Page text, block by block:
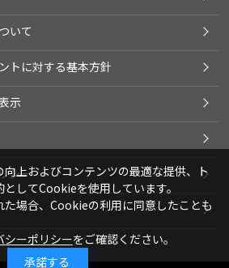
いて
トに対する基本方針
示
シー
上およびコンテンツの最適な提供、ト
してCookieを使用しています。
た場合、Cookieの利用に同意したことも
シーポリシーをご確認ください。
承諾する